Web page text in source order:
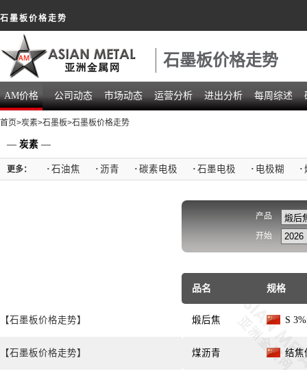
石墨板价格走势
石墨板价格走势
AM价格 公司动态 市场动态 运营分析 进出分析 每周综述
首页>炭素>石墨板>石墨板价格走势
— 炭素 —
更多： · 石油焦 · 沥青 · 碳素电极 · 石墨电极 · 电极糊 ·
【石墨板价格走势】
【石墨板价格走势】
产品
开始
品名 规格
煅后焦 S
煤沥青 结焦